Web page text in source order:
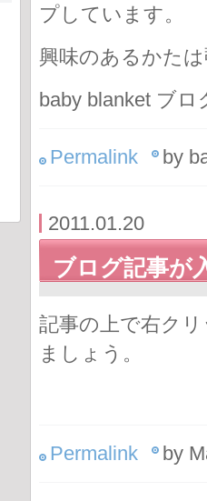
プしています。
興味のあるかた
baby blanket
Permalink by
2011.01.20
ブログ記事が
記事の上で右ク
ましょう。
Permalink by